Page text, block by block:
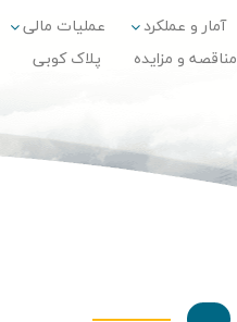
آمار و عملکرد عملیات مالی
مناقصه و مزایده پلاک کوبی